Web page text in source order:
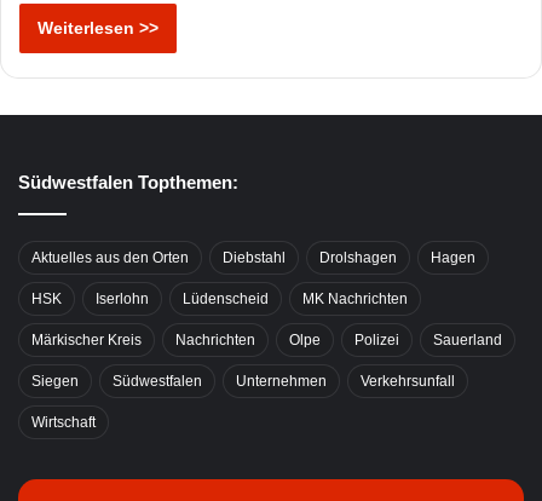
Weiterlesen >>
Südwestfalen Topthemen:
Aktuelles aus den Orten Diebstahl Drolshagen Hagen
HSK Iserlohn Lüdenscheid MK Nachrichten
Märkischer Kreis Nachrichten Olpe Polizei Sauerland
Siegen Südwestfalen Unternehmen Verkehrsunfall
Wirtschaft